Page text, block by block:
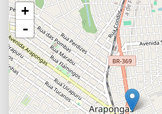
+
-